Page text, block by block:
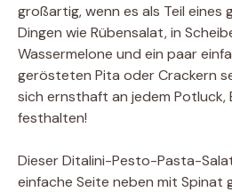
großartig, wenn es als Teil eines
Dingen wie Rübensalat, in
Wassermelone und ein paar
gerösteten Pita oder Crackern
sich ernsthaft an jedem Potluck,
festhalten!
Dieser Ditalini-Pesto-Pasta-
einfache Seite neben mit Spinat